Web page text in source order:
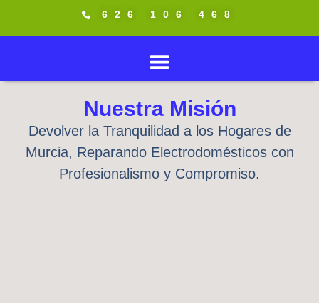
626 106 468
Nuestra Misión
Devolver la Tranquilidad a los Hogares de
Murcia, Reparando Electrodomésticos con
Profesionalismo y Compromiso.